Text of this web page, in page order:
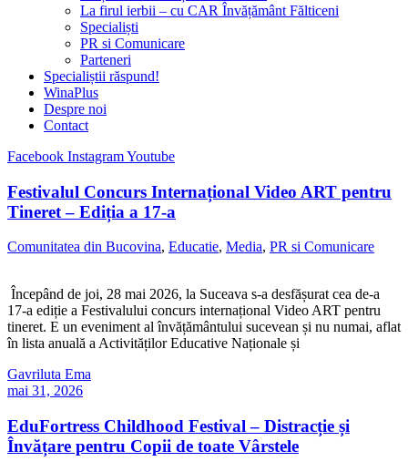
La firul ierbii – cu CAR Învățământ Fălticeni
Specialiști
PR si Comunicare
Parteneri
Specialiștii răspund!
WinaPlus
Despre noi
Contact
Facebook InstagramYoutube
Festivalul Concurs Internațional Video ART pentru
Tineret – Ediția a 17-a
Comunitatea din Bucovina, Educatie, Media, PR si Comunicare
Începând de joi, 28 mai 2026, la Suceava s-a desfășurat cea de-a
17-a ediție a Festivalului concurs internațional Video ART pentru
tineret. E un eveniment al învățământului sucevean și nu numai, aflat
în lista anuală a Activităților Educative Naționale și
Gavriluta Ema
mai 31, 2026
EduFortress Childhood Festival – Distracție și
Învățare pentru Copii de toate Vârstele